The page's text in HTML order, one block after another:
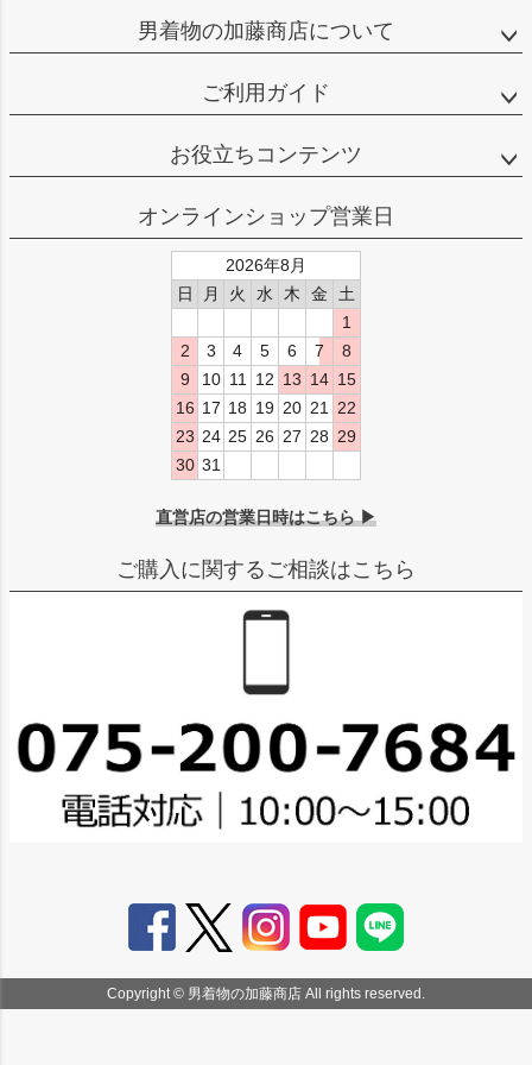
男着物の加藤商店について
ご利用ガイド
お役立ちコンテンツ
オンラインショップ営業日
2026年8月
日
月 火 水 木 金
土
1
2
3 4 5 6 7
8
9
10 11 12 13 14 15
16 17 18 19 20 21 22
23 24 25 26 27 28 29
30 31
直営店の営業日時はこちら ▶
ご購入に関するご相談はこちら
Copyright © 男着物の加藤商店 All rights reserved.